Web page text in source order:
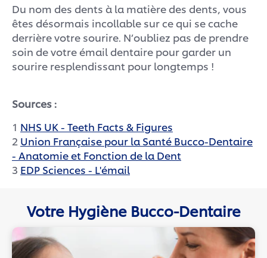
Du nom des dents à la matière des dents, vous
êtes désormais incollable sur ce qui se cache
derrière votre sourire. N’oubliez pas de prendre
soin de votre émail dentaire pour garder un
sourire resplendissant pour longtemps !
Sources :
1 NHS UK - Teeth Facts & Figures
2 Union Française pour la Santé Bucco-Dentaire
- Anatomie et Fonction de la Dent
3 EDP Sciences - L'émail
Votre Hygiène Bucco-Dentaire